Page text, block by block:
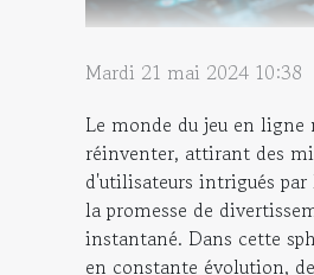
Mardi 21 mai 2024 10:38
Le monde du jeu en ligne
réinventer, attirant des
d'utilisateurs intrigués
la promesse de
instantané. Dans cette
en constante évolution,